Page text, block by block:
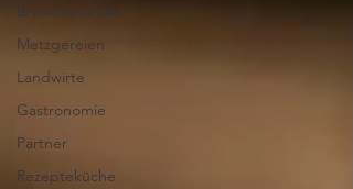
Branchenartikel
Metzgereien
Landwirte
Gastronomie
Partner
Rezepteküche